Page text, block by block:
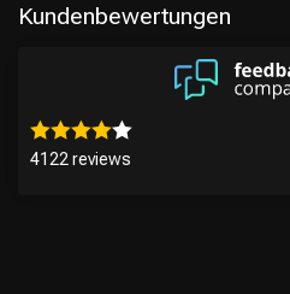
Kundenbewertungen
4122 reviews